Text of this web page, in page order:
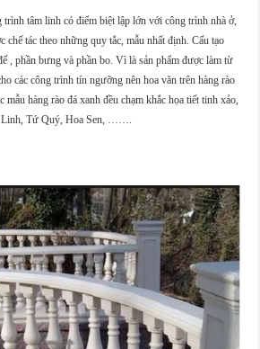
trình tâm linh có điểm biệt lập lớn với công trình nhà ở,
chế tác theo những quy tắc, mẫu nhất định. Cấu tạo
, phần bưng và phần bo. Vì là sản phẩm được làm từ
các công trình tín ngưỡng nên hoa văn trên hàng rào
mẫu hàng rào đá xanh đều chạm khắc họa tiết tinh xảo,
Linh, Tứ Quý, Hoa Sen, …….